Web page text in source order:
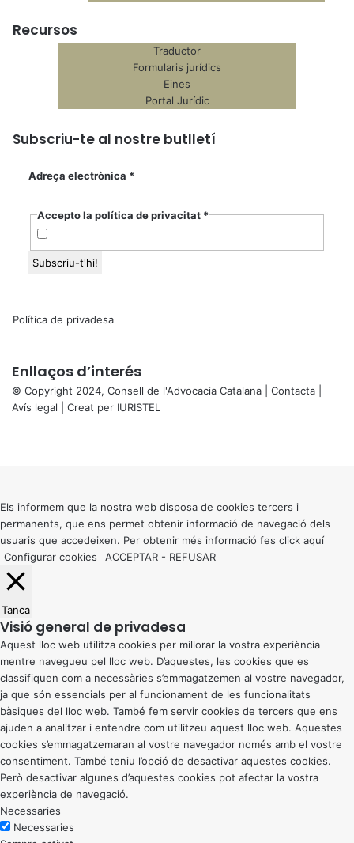
Recursos
Traductor
Formularis jurídics
Eines
Portal Jurídic
Subscriu-te al nostre butlletí
Adreça electrònica *
Accepto la política de privacitat *
Política de privadesa
Enllaços d’interés
© Copyright 2024, Consell de l'Advocacia Catalana | Contacta
Avís legal | Creat per IURISTEL
button
Els informem que la nostra web disposa de cookies tercers i
permanents, que ens permet obtenir informació de navegació dels
usuaris que accedeixen. Per obtenir més informació fes click aquí
Configurar cookies
ACCEPTAR - REFUSAR
Tanca
Visió general de privadesa
Aquest lloc web utilitza cookies per millorar la vostra experiència
mentre navegueu pel lloc web. D’aquestes, les cookies que es
classifiquen com a necessàries s’emmagatzemen al vostre navegador,
ja que són essencials per al funcionament de les funcionalitats
bàsiques del lloc web. També fem servir cookies de tercers que ens
ajuden a analitzar i entendre com utilitzeu aquest lloc web. Aquestes
cookies s’emmagatzemaran al vostre navegador només amb el vostre
consentiment. També teniu l’opció de desactivar aquestes cookies.
Però desactivar algunes d’aquestes cookies pot afectar la vostra
experiència de navegació.
Necessaries
Necessaries